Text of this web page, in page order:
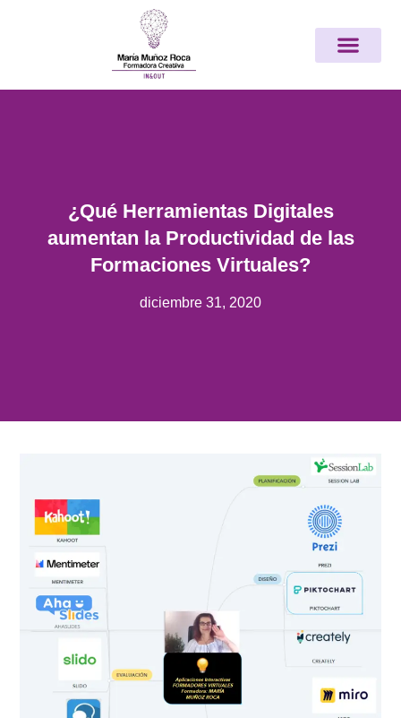
¿Qué Herramientas Digitales
aumentan la Productividad de las
Formaciones Virtuales?
diciembre 31, 2020